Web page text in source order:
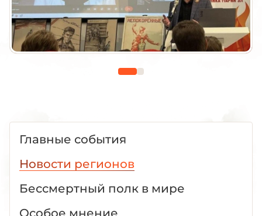
Главные события
Новости регионов
Бессмертный полк в мире
Особое мнение